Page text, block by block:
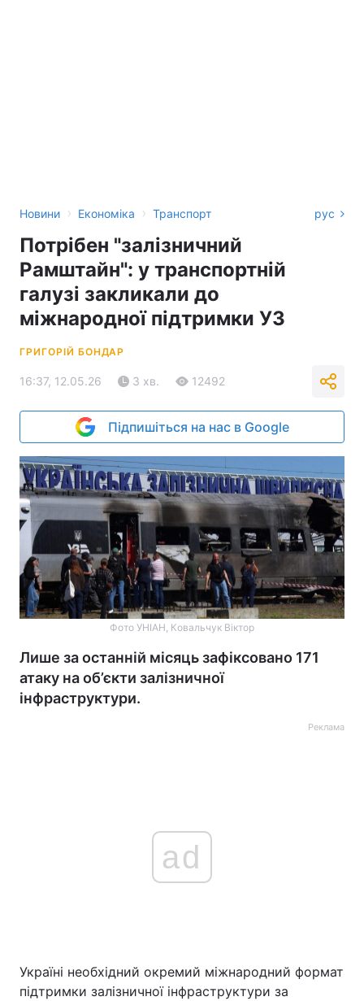
Новини › Економіка › Транспорт рус
Потрібен "залізничний
Рамштайн": у транспортній
галузі закликали до
міжнародної підтримки УЗ
ГРИГОРІЙ БОНДАР
16:37, 12.05.26 3 хв. 12492
Підпишіться на нас в Google
Фото УНІАН, Ковальчук Віктор
Лише за останній місяць зафіксовано 171
атаку на об’єкти залізничної
інфраструктури.
Реклама
ad
Україні необхідний окремий міжнародний формат
підтримки залізничної інфраструктури за